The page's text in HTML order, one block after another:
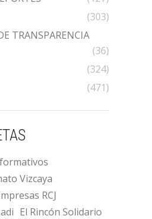
(303)
TRANSPARENCIA
(36)
(324)
(471)
Vizcaya
RCJ
El Rincón Solidario